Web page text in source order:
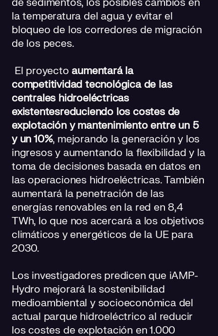
de sedimentos, los posibles cambios en
la temperatura del agua y evitar el
bloqueo de los corredores de migración
de los peces.
El proyectoaumentará la
competitividad tecnológica de las
centrales hidroeléctricas
existentesreduciendo los costes de
explotación y mantenimiento entre un 5
y un 10%, mejorando la generación y los
ingresos y aumentando la flexibilidad y la
toma de decisiones basada en datos en
las operaciones hidroeléctricas. También
aumentará la penetración de las
energías renovables en la red en 8,4
TWh, lo que nos acercará a los objetivos
climáticos y energéticos de la UE para
2030.
Los investigadores predicen que iAMP-
Hydro mejorará la sostenibilidad
medioambiental y socioeconómica del
actual parque hidroeléctrico al reducir
los costes de explotación en 1.000